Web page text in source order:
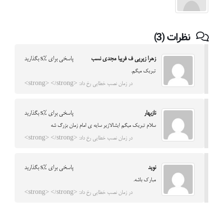
نظرات (3)
زهرا زیریی ف فریبا مجدی نسب پاسخی برای %s بگذارید
تبریک میگم.
در زمان نصب خطایی رخ داد: <strong> </strong>
نازبهار پاسخی برای %s بگذارید
سلام تبریک میگم ایشالازیر سایه ی امام زمان بزرگ شه
در زمان نصب خطایی رخ داد: <strong> </strong>
نوید پاسخی برای %s بگذارید
مبارک باشه.
در زمان نصب خطایی رخ داد: <strong> </strong>